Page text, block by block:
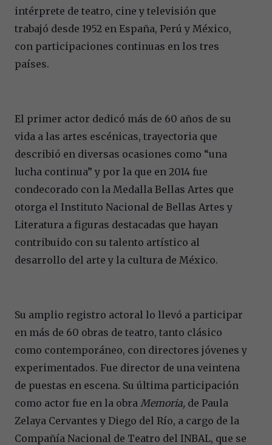
intérprete de teatro, cine y televisión que
trabajó desde 1952 en España, Perú y México,
con participaciones continuas en los tres
países.
El primer actor dedicó más de 60 años de su
vida a las artes escénicas, trayectoria que
describió en diversas ocasiones como “una
lucha continua” y por la que en 2014 fue
condecorado con la Medalla Bellas Artes que
otorga el Instituto Nacional de Bellas Artes y
Literatura a figuras destacadas que hayan
contribuido con su talento artístico al
desarrollo del arte y la cultura de México.
Su amplio registro actoral lo llevó a participar
en más de 60 obras de teatro, tanto clásico
como contemporáneo, con directores jóvenes y
experimentados. Fue director de una veintena
de puestas en escena. Su última participación
como actor fue en la obra Memoria, de Paula
Zelaya Cervantes y Diego del Río, a cargo de la
Compañía Nacional de Teatro del INBAL, que se